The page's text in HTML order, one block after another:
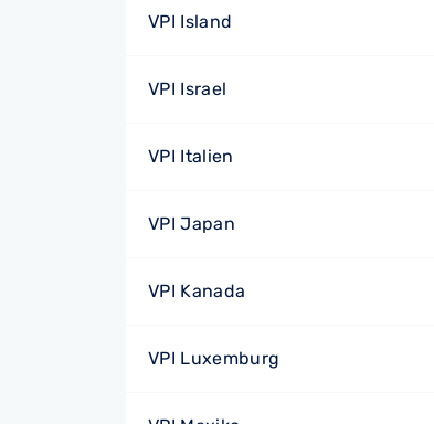
VPI Island
VPI Israel
VPI Italien
VPI Japan
VPI Kanada
VPI Luxemburg